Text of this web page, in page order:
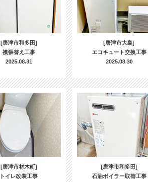
[唐津市和多田]
襖張替え工事
2025.08.31
[唐津市大島]
エコキュート交換工事
2025.08.30
[唐津市材木町]
トイレ改装工事
[唐津市和多田]
石油ボイラー取替工事